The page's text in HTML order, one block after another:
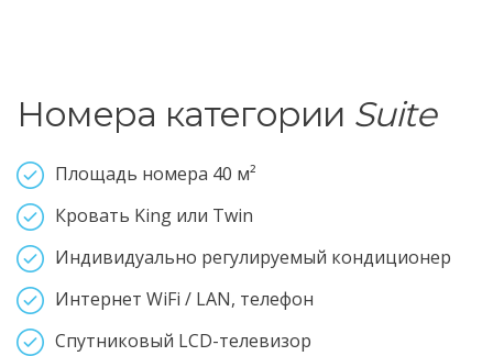
Номера категории Suite
Площадь номера 40 м²
Кровать King или Twin
Индивидуально регулируемый кондиционер
Интернет WiFi / LAN, телефон
Спутниковый LCD-телевизор